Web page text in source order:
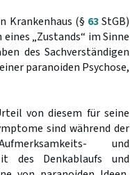
Krankenhaus (§ 63StGB)
„Zustands“ im Sinne
des Sachverständigen
paranoiden Psychose,
von diesem für seine
sind während der
und
des Denkablaufs und